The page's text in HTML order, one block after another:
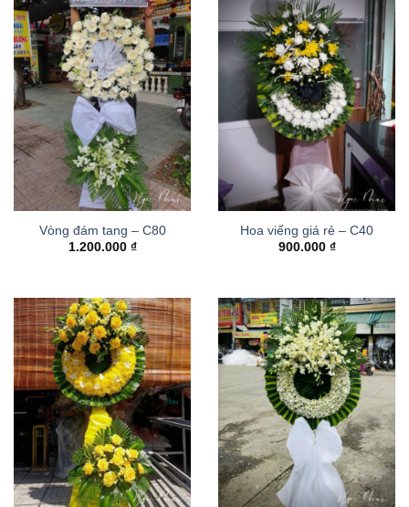
Vòng đám tang – C80
1.200.000 ₫
Hoa viếng giá rẻ – C40
900.000 ₫